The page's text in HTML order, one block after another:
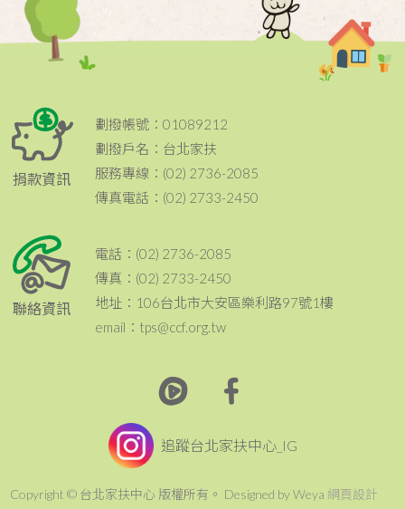
捐款資訊
劃撥帳號：01089212
劃撥戶名：台北家扶
服務專線：(02) 2736-2085
傳真電話：(02) 2733-2450
聯絡資訊
電話：(02) 2736-2085
傳真：(02) 2733-2450
地址：106台北市大安區樂利路97號1樓
email：tps@ccf.org.tw
追蹤台北家扶中心_IG
Copyright © 台北家扶中心 版權所有。 Designed by Weya 網頁設計